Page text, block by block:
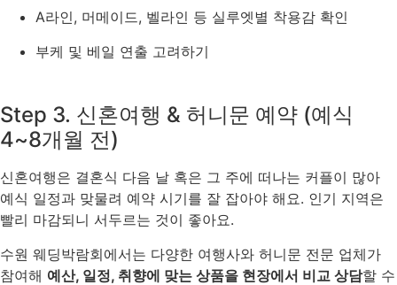
A라인, 머메이드, 벨라인 등 실루엣별 착용감 확인
부케 및 베일 연출 고려하기
Step 3. 신혼여행 & 허니문 예약 (예식
4~8개월 전)
신혼여행은 결혼식 다음 날 혹은 그 주에 떠나는 커플이 많아
예식 일정과 맞물려 예약 시기를 잘 잡아야 해요. 인기 지역은
빨리 마감되니 서두르는 것이 좋아요.
수원 웨딩박람회에서는 다양한 여행사와 허니문 전문 업체가
참여해 예산, 일정, 취향에 맞는 상품을 현장에서 비교 상담할 수